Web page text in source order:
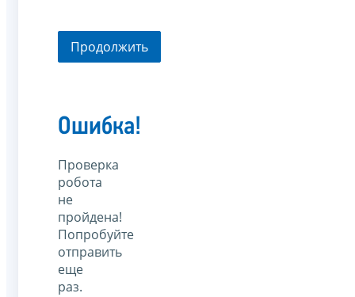
Продолжить
Ошибка!
Проверка
робота
не
пройдена!
Попробуйте
отправить
еще
раз.